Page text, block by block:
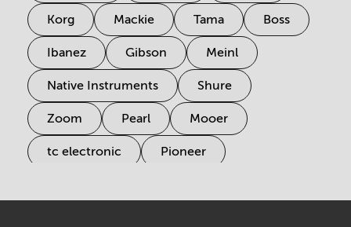
Korg Mackie Tama Boss
Ibanez Gibson Meinl
Native Instruments Shure
Zoom Pearl Mooer
tc electronic Pioneer